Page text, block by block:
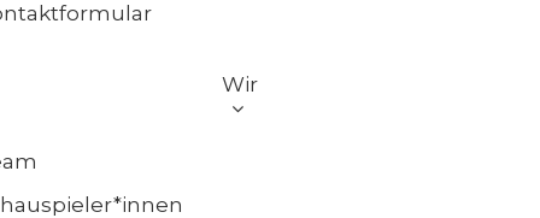
Wir